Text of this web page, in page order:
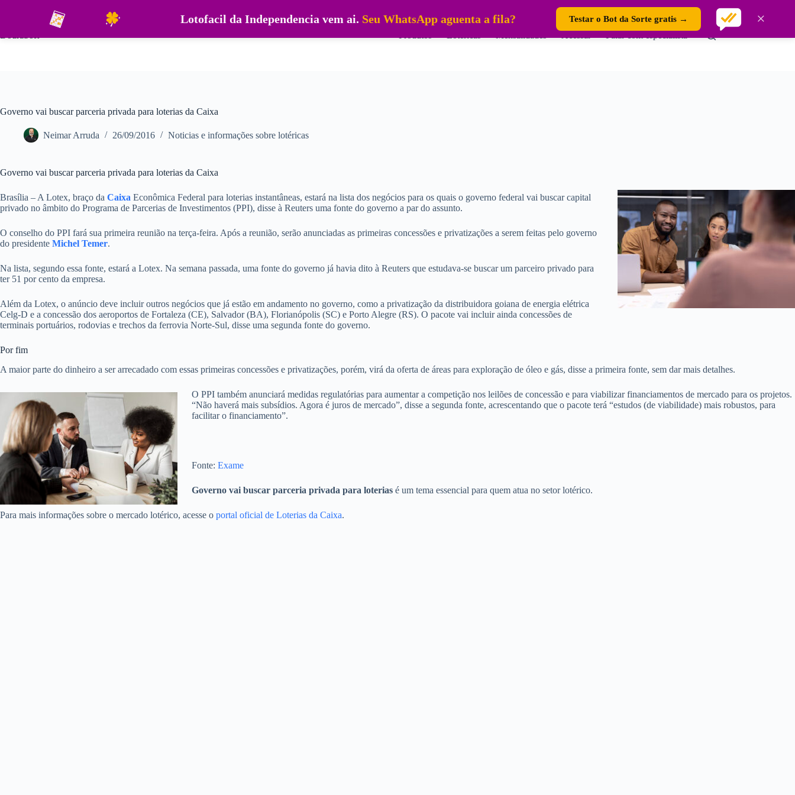
Lotofacil da Independencia vem ai. Seu WhatsApp aguenta a fila? Testar o Bot da Sorte gratis → ×
conteúdo
Governo vai buscar parceria privada para loterias da Caixa
Neimar Arruda 26/09/2016 Noticias e informações sobre lotéricas
Governo vai buscar parceria privada para loterias da Caixa
Brasília – A Lotex, braço da Caixa Econômica Federal para loterias instantâneas, estará na lista dos negócios para os quais o governo federal vai buscar capital
privado no âmbito do Programa de Parcerias de Investimentos (PPI), disse à Reuters uma fonte do governo a par do assunto.
O conselho do PPI fará sua primeira reunião na terça-feira. Após a reunião, serão anunciadas as primeiras concessões e privatizações a serem feitas pelo governo
do presidente Michel Temer.
Na lista, segundo essa fonte, estará a Lotex. Na semana passada, uma fonte do governo já havia dito à Reuters que estudava-se buscar um parceiro privado para
ter 51 por cento da empresa.
Além da Lotex, o anúncio deve incluir outros negócios que já estão em andamento no governo, como a privatização da distribuidora goiana de energia elétrica
Celg-D e a concessão dos aeroportos de Fortaleza (CE), Salvador (BA), Florianópolis (SC) e Porto Alegre (RS). O pacote vai incluir ainda concessões de
terminais portuários, rodovias e trechos da ferrovia Norte-Sul, disse uma segunda fonte do governo.
Por fim
A maior parte do dinheiro a ser arrecadado com essas primeiras concessões e privatizações, porém, virá da oferta de áreas para exploração de óleo e gás, disse a primeira fonte, sem dar mais detalhes.
O PPI também anunciará medidas regulatórias para aumentar a competição nos leilões de concessão e para viabilizar financiamentos de mercado para os projetos.
“Não haverá mais subsídios. Agora é juros de mercado”, disse a segunda fonte, acrescentando que o pacote terá “estudos (de viabilidade) mais robustos, para
facilitar o financiamento”.
Fonte: Exame
Governo vai buscar parceria privada para loterias é um tema essencial para quem atua no setor lotérico.
Para mais informações sobre o mercado lotérico, acesse o portal oficial de Loterias da Caixa.